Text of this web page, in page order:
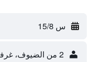
س 15/8
2 من الضيوف، غرفة واحدة